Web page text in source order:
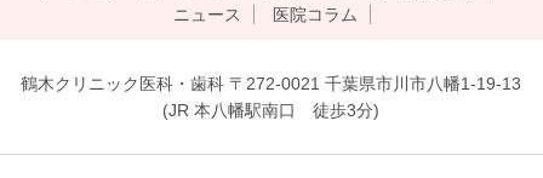
ニュース
医院コラム
鶴木クリニック医科・歯科 〒272-0021 千葉県市川市八幡1-19-13
(JR 本八幡駅南口 徒歩3分)